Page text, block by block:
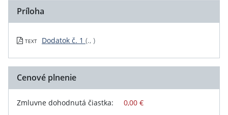
Príloha
TEXT Dodatok č. 1 (., )
Cenové plnenie
Zmluvne dohodnutá čiastka: 0,00 €